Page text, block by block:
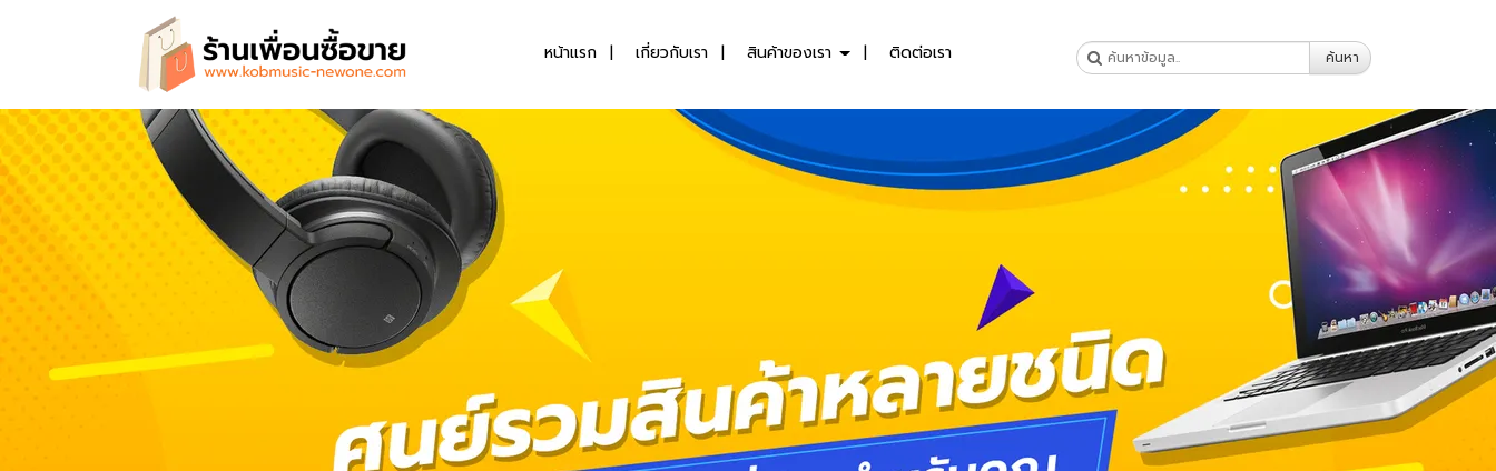
หน้าแรก เกี่ยวกับเรา สินค้าของเรา ติดต่อเรา ค้นหา